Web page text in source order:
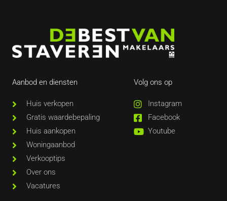
Aanbod en diensten
Huis verkopen
Gratis waardebepaling
Huis aankopen
Woningaanbod
Verkooptips
Over ons
Vacatures
Volg ons op
Instagram
Facebook
Youtube